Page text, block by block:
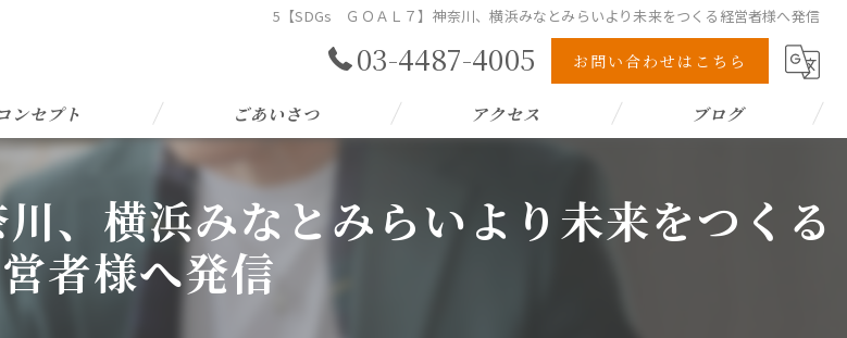
5【SDGs ＧＯＡＬ７】神奈川、横浜みなとみらいより未来をつくる経営者様へ発信
03-4487-4005 お問い合わせはこちら
ンセプト ごあいさつ アクセス ブログ
、横浜みなとみらいより未来をつくる
者様へ発信